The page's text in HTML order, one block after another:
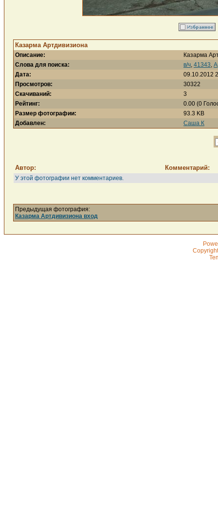
Казарма Артдивизиона
Описание:
Казарма
Слова для поиска:
в/ч, 41343,
Дата:
09.10.2012
Просмотров:
30322
Скачиваний:
3
Рейтинг:
0.00 (0
Размер фотографии:
93.3 KB
Добавлен:
Саша К
Автор: Комментарий:
У этой фотографии нет комментариев.
Предыдущая фотография:
Казарма Артдивизиона вход